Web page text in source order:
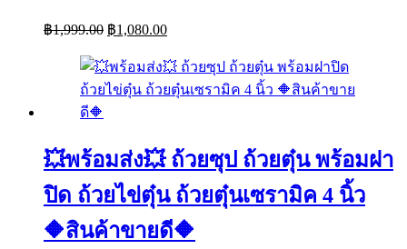
฿1,999.00 Original
price
was:
฿1,999.00.
฿1,080.00Current
price
is:
฿1,080.00.
💥พร้อมส่ง💥 ถ้วยซุป ถ้วยตุ๋น พร้อมฝา
ปิด ถ้วยไข่ตุ๋น ถ้วยตุ๋นเซรามิค 4 นิ้ว
🔶สินค้าขายดี🔶